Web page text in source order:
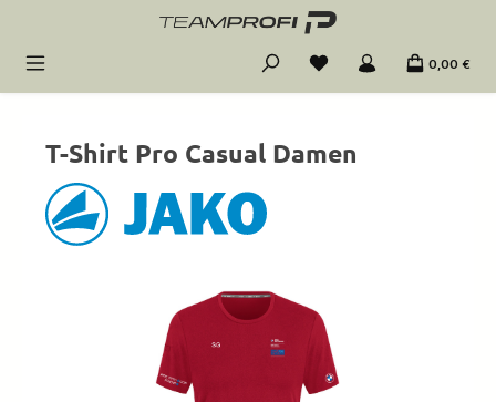
Zum Hauptinhalt springen
0,00 €
T-Shirt Pro Casual Damen
Bildergalerie überspringen